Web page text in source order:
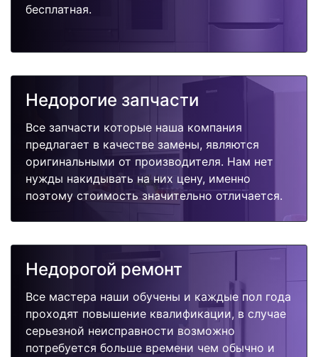
бесплатная.
Недорогие запчасти
Все запчасти которые наша компания
предлагает в качестве замены, являются
оригинальными от производителя. Нам нет
нужды накидывать на них цену, именно
поэтому стоимость значительно отличается.
Недорогой ремонт
Все мастера наши обучены и каждые пол года
проходят повышение квалификации, в случае
серьезной неисправности возможно
потребуется больше времени чем обычно и